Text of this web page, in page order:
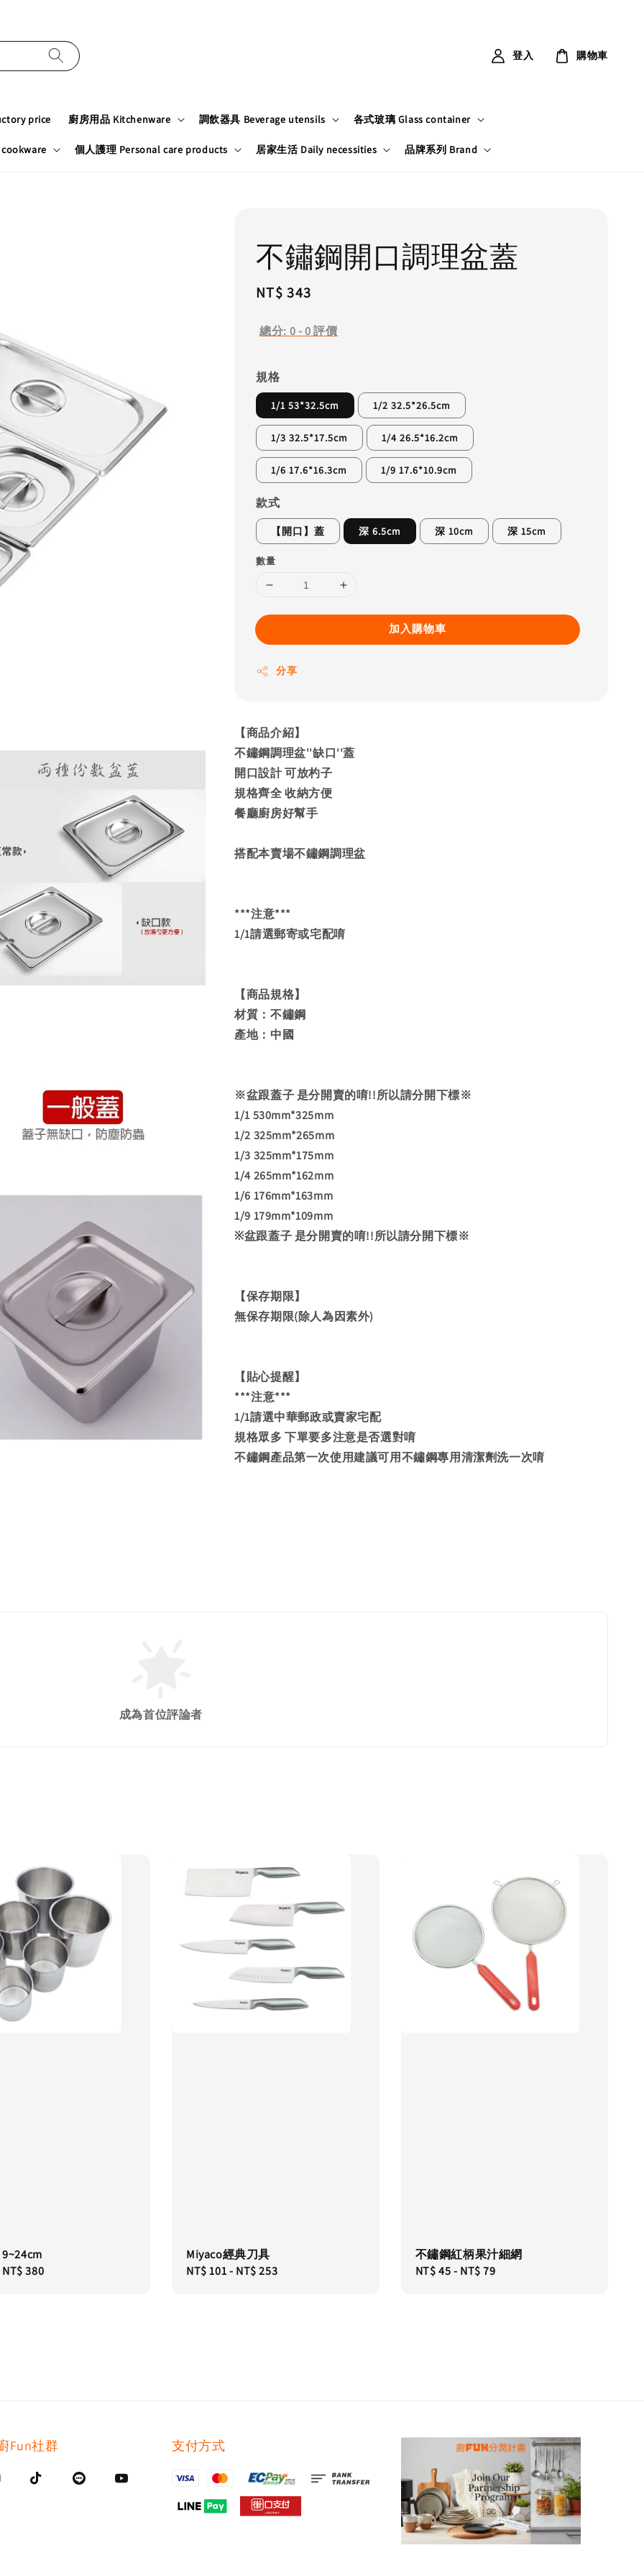
price 廚房用品 Kitchenware 調飲器具 Beverage utensils 各式玻璃 Glass container
個人護理 Personal care products 居家生活 Daily necessities 品牌系列 Brand
登入 購物車
不鏽鋼開口調理盆蓋
Regular
NT$ 343
總分: 0-0評價
規格
1/1 53*32.5cm 1/2 32.5*26.5cm
1/3 32.5*17.5cm 1/4 26.5*16.2cm
1/6 17.6*16.3cm 1/9 17.6*10.9cm
款式
【開口】蓋 深 6.5cm 深 10cm 深 15cm
數量
加入購物車
分享
【商品介紹】
不鏽鋼調理盆''缺口''蓋
開口設計 可放杓子
規格齊全 收納方便
餐廳廚房好幫手
搭配本賣場不鏽鋼調理盆
***注意***
1/1請選郵寄或宅配唷
【商品規格】
材質：不鏽鋼
產地：中國
※盆跟蓋子 是分開賣的唷!!所以請分開下標※
1/1 530mm*325mm
1/2 325mm*265mm
1/3 325mm*175mm
1/4 265mm*162mm
1/6 176mm*163mm
1/9 179mm*109mm
※盆跟蓋子 是分開賣的唷!!所以請分開下標※
【保存期限】
無保存期限(除人為因素外)
【貼心提醒】
***注意***
1/1請選中華郵政或賣家宅配
規格眾多 下單要多注意是否選對唷
不鏽鋼產品第一次使用建議可用不鏽鋼專用清潔劑洗一次唷
成為首位評論者
NT$ 380
Miyaco經典刀具
Regular
NT$ 101- NT$ 253
不鏽鋼紅柄果汁細網
Regular
NT$ 45- NT$ 79
Fun社群 支付方式